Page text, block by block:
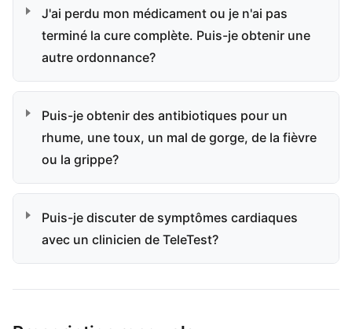
J'ai perdu mon médicament ou je n'ai pas
terminé la cure complète. Puis-je obtenir une
autre ordonnance?
Puis-je obtenir des antibiotiques pour un
rhume, une toux, un mal de gorge, de la fièvre
ou la grippe?
Puis-je discuter de symptômes cardiaques
avec un clinicien de TeleTest?